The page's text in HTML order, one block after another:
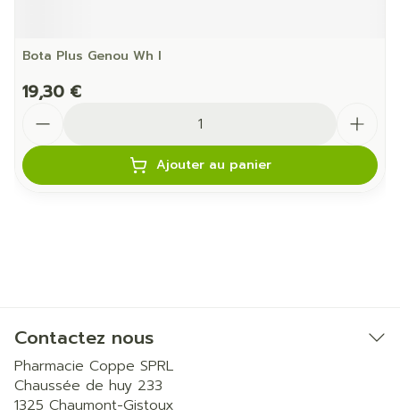
Bota Plus Genou Wh l
19,30 €
Ajouter au panier
Contactez nous
Pharmacie Coppe SPRL
Chaussée de huy 233
1325 Chaumont-Gistoux